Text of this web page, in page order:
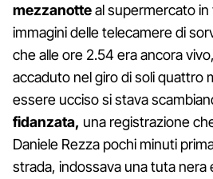
mezzanotteal supermercato in
immagini delle telecamere di
che alle ore 2.54 era ancora
accaduto nel giro di soli quattro
essere ucciso si stava
fidanzata, una registrazione
Daniele Rezza pochi minuti
strada, indossava una tuta nera